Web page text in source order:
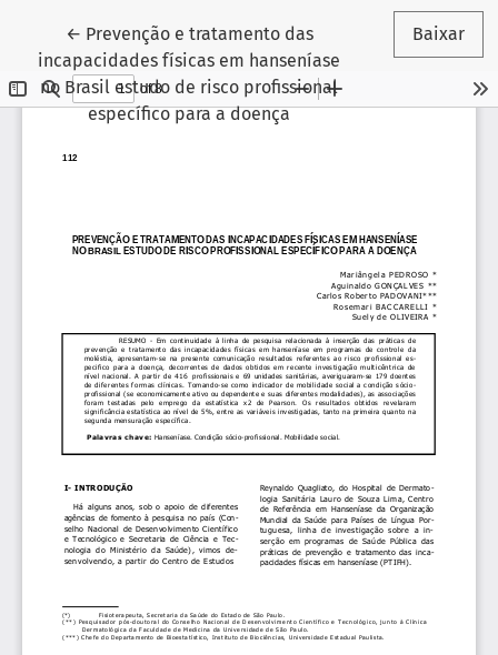
← Voltar aos Detalhes do Artigo
Prevenção e tratamento das
incapacidades físicas em hanseníase
no Brasil estudo de risco profissional
específico para a doença
Baixar